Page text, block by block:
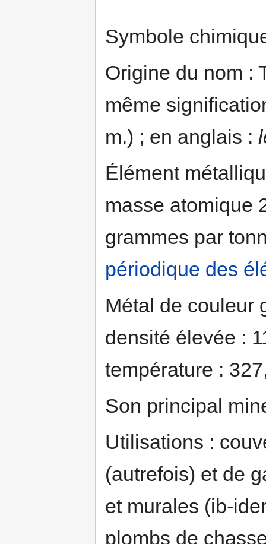
Symbole
Origine du nom :
même
m.) ; en anglais :
Élément
masse atomique
grammes par
périodique des
Métal de couleur
densité élevée :
température :
Son principal
Utilisations :
(autrefois) et de
et murales (ib-
plombs de